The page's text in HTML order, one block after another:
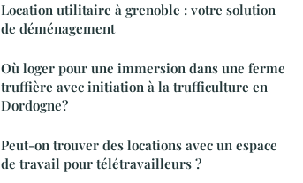
Location utilitaire à grenoble : votre solution
de déménagement
Où loger pour une immersion dans une ferme
truffière avec initiation à la trufficulture en
Dordogne?
Peut-on trouver des locations avec un espace
de travail pour télétravailleurs ?